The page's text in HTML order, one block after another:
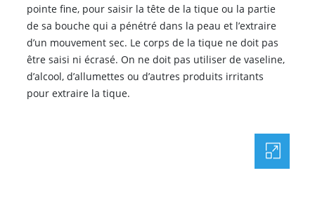
pointe fine, pour saisir la tête de la tique ou la partie
de sa bouche qui a pénétré dans la peau et l’extraire
d’un mouvement sec. Le corps de la tique ne doit pas
être saisi ni écrasé. On ne doit pas utiliser de vaseline,
d’alcool, d’allumettes ou d’autres produits irritants
pour extraire la tique.